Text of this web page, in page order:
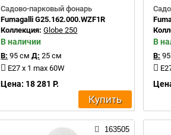
Садово-парковый фонарь
Fumagalli G25.162.000.WZF1R
Коллекция:Globe 250
В наличии
В: 95 см Д: 25 см
E27 x 1 max 60W
Цена: 18 281 Р.
Купить
В
В:
163505